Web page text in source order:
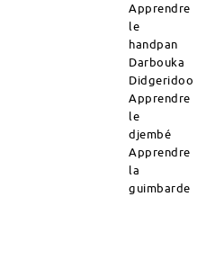
Apprendre
le
handpan
Darbouka
Didgeridoo
Apprendre
le
djembé
Apprendre
la
guimbarde